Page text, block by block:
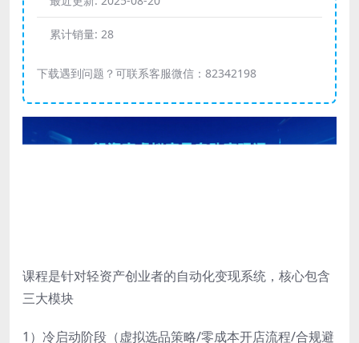
累计销量: 28
下载遇到问题？可联系客服微信：82342198
课程是针对轻资产创业者的自动化变现系统，核心包含
三大模块
1）冷启动阶段（虚拟选品策略/零成本开店流程/合规避